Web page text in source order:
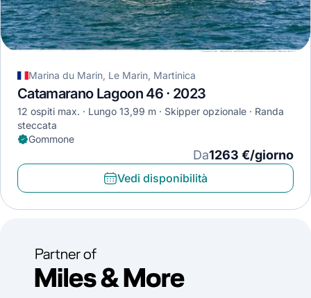
Marina du Marin, Le Marin, Martinica
Catamarano Lagoon 46 · 2023
12 ospiti max. Lungo 13,99 m Skipper opzionale
Randa
steccata
Gommone
Da1263 €/giorno
Vedi disponibilità